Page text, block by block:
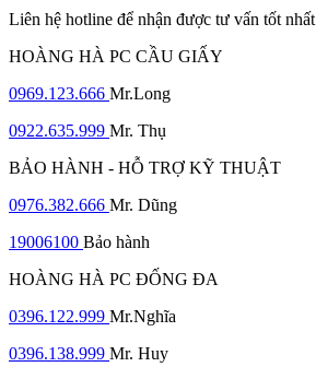
Liên hệ hotline để nhận được tư vấn tốt nhất
HOÀNG HÀ PC CẦU GIẤY
0969.123.666 Mr.Long
0922.635.999 Mr. Thụ
BẢO HÀNH - HỖ TRỢ KỸ THUẬT
0976.382.666 Mr. Dũng
19006100 Bảo hành
HOÀNG HÀ PC ĐỐNG ĐA
0396.122.999 Mr.Nghĩa
0396.138.999 Mr. Huy